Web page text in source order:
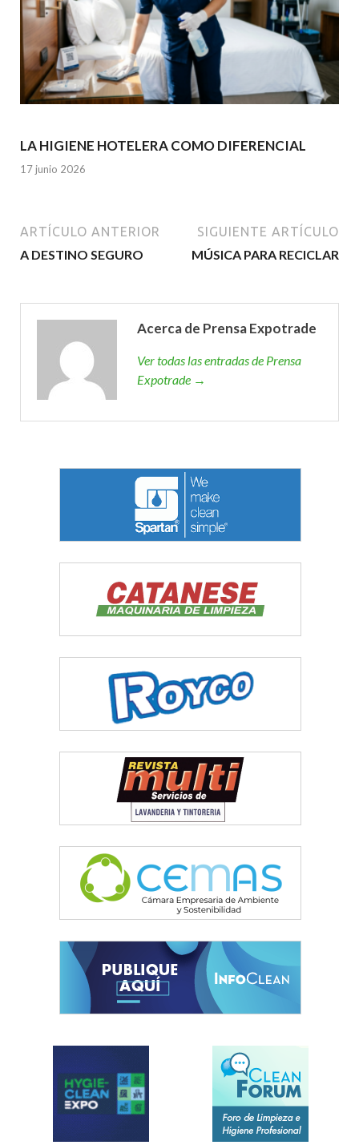
LA HIGIENE HOTELERA COMO DIFERENCIAL
17 junio 2026
ARTÍCULO ANTERIOR
A DESTINO SEGURO
SIGUIENTE ARTÍCULO
MÚSICA PARA RECICLAR
Acerca de Prensa Expotrade
Ver todas las entradas de Prensa
Expotrade →